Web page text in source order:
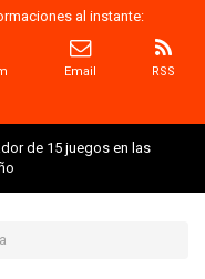
al instante:
Email RSS
de 15 juegos en las